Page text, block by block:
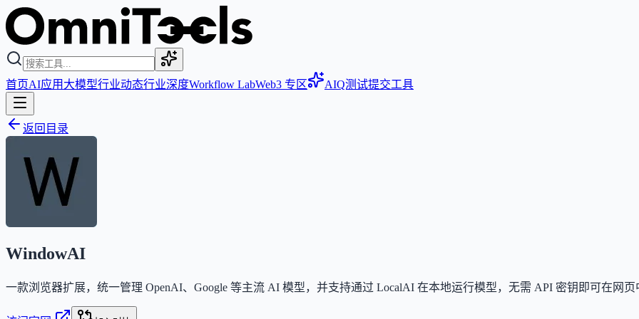
首页AI应用 大模型行业动态行业深度Workflow LabWeb3 专区 AIQ测试提交工具
返回目录
WindowAI
一款浏览器扩展，统一管理 OpenAI、Google 等主流 AI 模型，并支持通过 LocalAI 在本地运行模型，无需 API 密钥即可在网